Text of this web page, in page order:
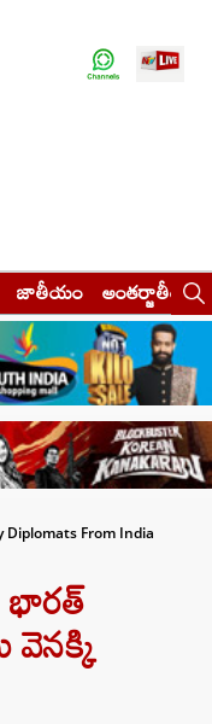
జాతీయం అంతర్జాతీయం
Diplomats From India
భారత్
వెనక్కి